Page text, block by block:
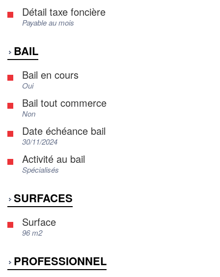
Détail taxe foncière
Payable au mois
BAIL
Bail en cours
Oui
Bail tout commerce
Non
Date échéance bail
30/11/2024
Activité au bail
Spécialisés
SURFACES
Surface
96 m2
PROFESSIONNEL